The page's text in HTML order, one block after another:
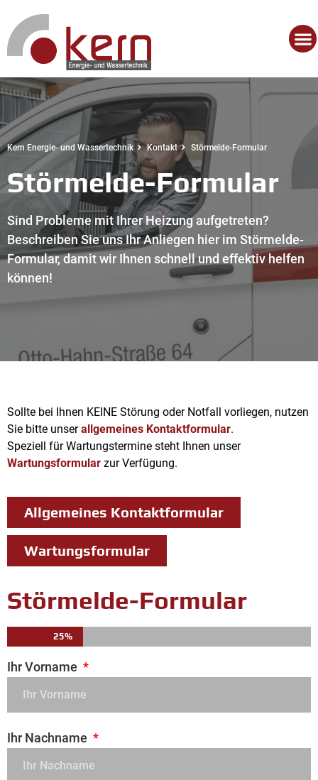
Kern Energie- und Wassertechnik Kontakt Störmelde-Formular
Störmelde-Formular
Sind Probleme mit Ihrer Heizung aufgetreten?
Beschreiben Sie uns Ihr Anliegen hier im Störmelde-
Formular, damit wir Ihnen schnell und effektiv helfen
können!
Sollte bei Ihnen KEINE Störung oder Notfall vorliegen, nutzen
Sie bitte unserallgemeines Kontaktformular.
Speziell für Wartungstermine steht Ihnen unser
Wartungsformular zur Verfügung.
Allgemeines Kontaktformular
Wartungsformular
Störmelde-Formular
25%
Ihr Vorname
Ihr Nachname